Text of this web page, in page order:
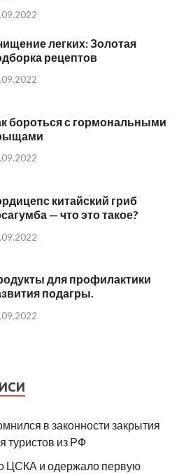
легких: Золотая
рецептов
бороться с гормональными
китайский гриб
— что это такое?
для профилактики
подагры.
в законности закрытия
туристов из РФ
ЦСКА и одержало первую